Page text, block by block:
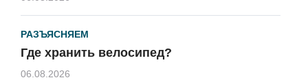
РАЗЪЯСНЯЕМ
Где хранить велосипед?
06.08.2026